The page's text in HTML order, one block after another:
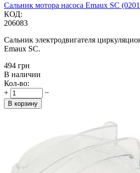
Сальник мотора насоса Emaux SC
КОД:
206083
Сальник электродвигателя
Emaux SC.
‍494‍ грн
В наличии
Кол-во:
+
−
В корзину